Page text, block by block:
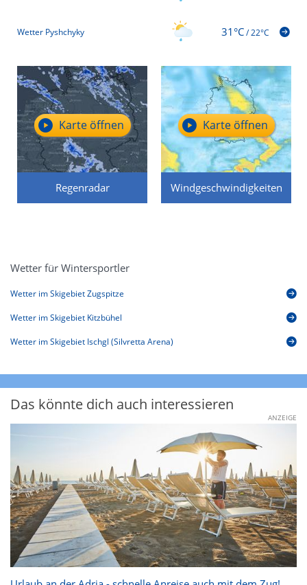
Wetter Pyshchyky 31°C/22°C
Regenradar
Karte öffnen
Windgeschwindigkeiten
Karte öffnen
Wetter für Wintersportler
Wetter im Skigebiet Zugspitze
Wetter im Skigebiet Kitzbühel
Wetter im Skigebiet Ischgl (Silvretta Arena)
Das könnte dich auch interessieren
ANZEIGE